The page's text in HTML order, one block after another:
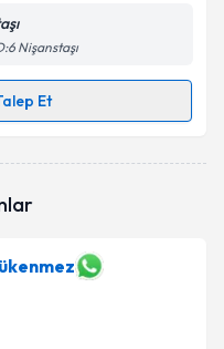
Nişanstaşı
Et
randevu almanız